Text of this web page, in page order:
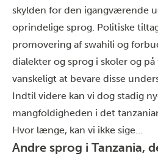
skylden for den igangværende
oprindelige sprog. Politiske
promovering af swahili og
dialekter og sprog i skoler og
vanskeligt at bevare disse
Indtil videre kan vi dog stadig
mangfoldigheden i det
Hvor længe, kan vi ikke sige…
Andre sprog i Tanzania,